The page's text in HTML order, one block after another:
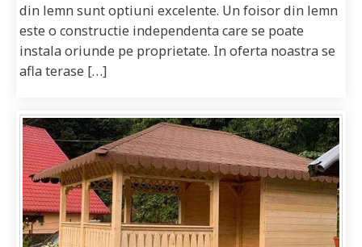
din lemn sunt optiuni excelente. Un foisor din lemn
este o constructie independenta care se poate
instala oriunde pe proprietate. In oferta noastra se
afla terase […]